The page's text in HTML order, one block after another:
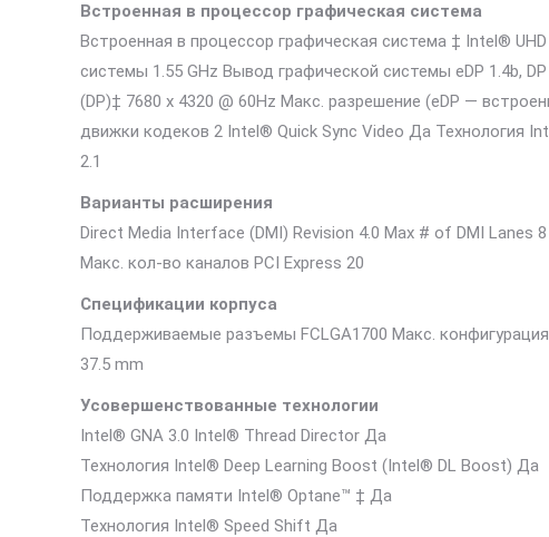
Встроенная в процессор графическая система
Встроенная в процессор графическая система ‡ Intel®
системы 1.55 GHz Вывод графической системы eDP 1.4b,
(DP)‡ 7680 x 4320 @ 60Hz Макс. разрешение (eDP —
движки кодеков 2 Intel® Quick Sync Video Да Технология
2.1
Варианты расширения
Direct Media Interface (DMI) Revision 4.0 Max # of DMI Lanes
Макс. кол-во каналов PCI Express 20
Спецификации корпуса
Поддерживаемые разъемы FCLGA1700 Макс.
37.5 mm
Усовершенствованные технологии
Intel® GNA 3.0 Intel® Thread Director Да
Технология Intel® Deep Learning Boost (Intel® DL Boost) Да
Поддержка памяти Intel® Optane™ ‡ Да
Технология Intel® Speed Shift Да